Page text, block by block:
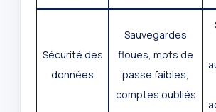
Sécurité des
données
Sauvegardes
floues, mots de
passe faibles,
comptes oubliés